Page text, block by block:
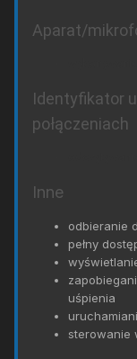
Aparat/
Identyfikator
połączeniach
Inne
odbieranie
pełny
uśpienia
sterowanie